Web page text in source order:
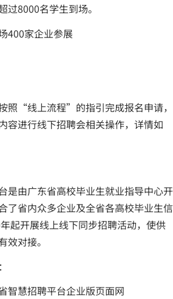
过8000名学生到场。
400家企业参展
照“线上流程”的指引完成报名申请，
进行线下招聘会相关操作，详情如
是由广东省高校毕业生就业指导中心开
了省内众多企业及全省各高校毕业生信
起开展线上线下同步招聘活动，使供
效对接。
智慧招聘平台企业版页面网